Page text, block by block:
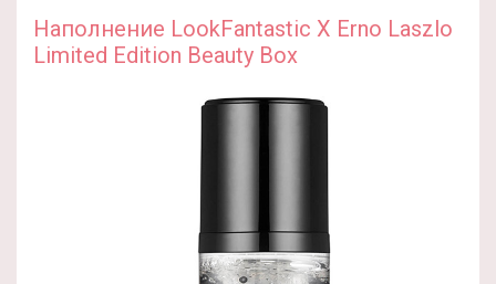
Наполнение LookFantastic X Erno Laszlo
Limited Edition Beauty Box